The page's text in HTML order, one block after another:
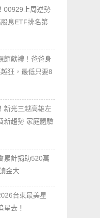
00929上周逆勢
息ETF排名第
節獻禮！爸爸身
狂，最低只要8
新光三越高雄左
新趨勢 家庭體驗
累計捐助520萬
金大
台東最美星
星去！